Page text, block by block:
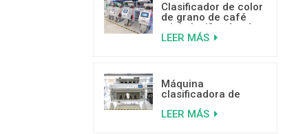
Clasificador de color
de grano de café
mini clasificador de
color de venta
LEER MÁS
Máquina
clasificadora de
inteligente de 5
LEER MÁS